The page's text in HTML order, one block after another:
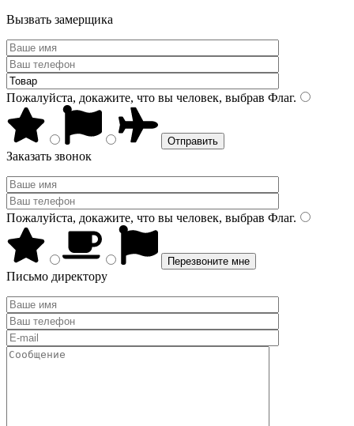
Вызвать замерщика
Пожалуйста, докажите, что вы человек, выбрав Флаг.
Заказать звонок
Пожалуйста, докажите, что вы человек, выбрав Флаг.
Письмо директору